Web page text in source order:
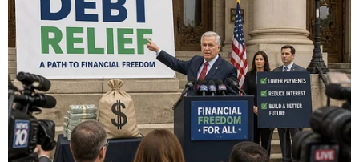
trườngtiền tệ thêm ổn định.
Tuy nhiên, ông Tai Hui, Trưởng bộ phận Nghiên
cứu khu vực Ðông Nam Á của Standard
Chartered cũng bày tỏ lo ngại rằng nếu các
khoản vay USD không được hoàn trả khiđến kỳ
đáo hạn vào cuối năm 2011 hoặc đầu năm 2012